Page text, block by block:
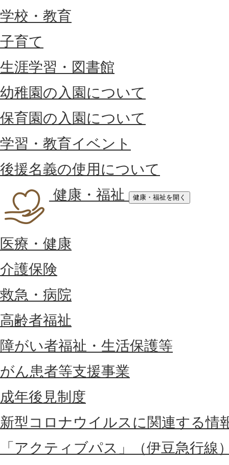
学校・教育
子育て
生涯学習・図書館
幼稚園の入園について
保育園の入園について
学習・教育イベント
後援名義の使用について
健康・福祉
健康・福祉を開く
医療・健康
介護保険
救急・病院
高齢者福祉
障がい者福祉・生活保護等
がん患者等支援事業
成年後見制度
新型コロナウイルスに関連する情
「アクティブパス」（伊豆急行線